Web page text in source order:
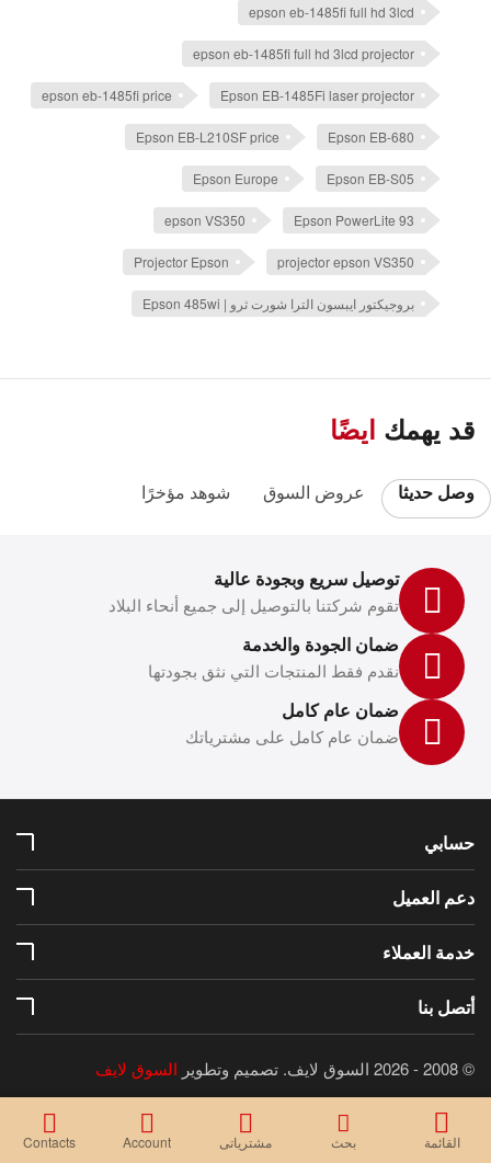
epson eb-1485fi full hd 3lcd
epson eb-1485fi full hd 3lcd projector
Epson EB-1485Fi laser projector
epson eb-1485fi price
Epson EB-680
Epson EB-L210SF price
Epson EB-S05
Epson Europe
Epson PowerLite 93
epson VS350
projector epson VS350
Projector Epson
بروجيكتور ايبسون الترا شورت ثرو | Epson 485wi
قد يهمك ايضًا
وصل حديثا عروض السوق شوهد مؤخرًا
توصيل سريع وبجودة عالية
تقوم شركتنا بالتوصيل إلى جميع أنحاء البلاد
ضمان الجودة والخدمة
نقدم فقط المنتجات التي نثق بجودتها
ضمان عام كامل
ضمان عام كامل على مشترياتك
حسابي
دعم العميل
خدمة العملاء
أتصل بنا
© 2008 - 2026 السوق لايف. تصميم وتطوير السوق لايف
القائمة بحث مشترياتى Account
Contacts